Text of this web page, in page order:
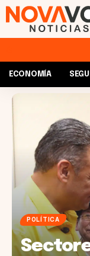
ECONOMÍA
POLÍTICA